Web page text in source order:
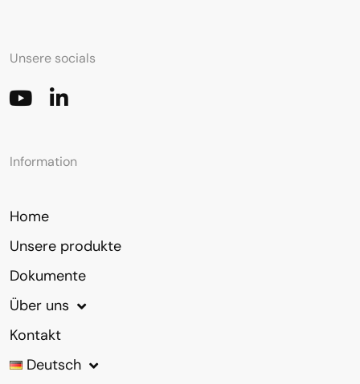
Unsere socials
Information
Home
Unsere produkte
Dokumente
Über uns
Kontakt
Deutsch